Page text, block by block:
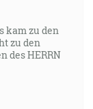
kam zu den
zu den
des HERRN